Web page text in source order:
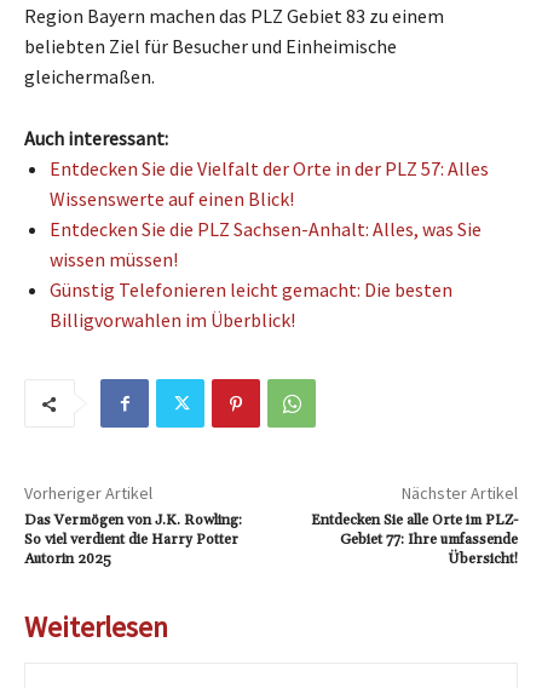
Region Bayern machen das PLZ Gebiet 83 zu einem
beliebten Ziel für Besucher und Einheimische
gleichermaßen.
Auch interessant:
Entdecken Sie die Vielfalt der Orte in der PLZ 57: Alles
Wissenswerte auf einen Blick!
Entdecken Sie die PLZ Sachsen-Anhalt: Alles, was Sie
wissen müssen!
Günstig Telefonieren leicht gemacht: Die besten
Billigvorwahlen im Überblick!
Vorheriger Artikel
Das Vermögen von J.K. Rowling:
So viel verdient die Harry Potter
Autorin 2025
Nächster Artikel
Entdecken Sie alle Orte im PLZ-
Gebiet 77: Ihre umfassende
Übersicht!
Weiterlesen